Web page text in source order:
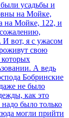
усадьбы и
на Мойке,
на Мойке, 122, и
И вот, я с ужасом
свою
которых
А ведь
Бобринские
не было
как это
было только
могли прийти